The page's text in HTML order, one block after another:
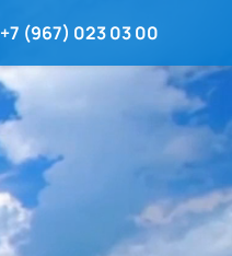
+7 (967) 023 03 00